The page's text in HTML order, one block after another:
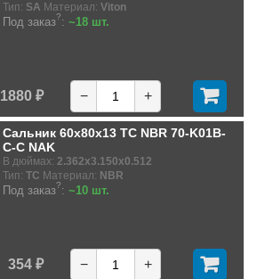
Тип: SA Материал: Viton
Под заказ?: ~18 шт.
1880 ₽ − +
Сальник 60x80x13 TC NBR 70-K01B-
C-C NAK
В дюймах: 2.362x3.150x0.512
Тип: TC Материал: NBR
Под заказ?: ~10 шт.
354 ₽ − +